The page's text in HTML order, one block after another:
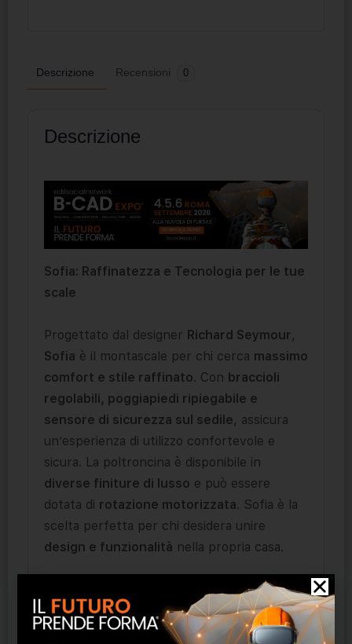
Descrizione Recensioni 0
Descrizione
Sofia: Raffinatezza e Tecnologia per le tue
scale
Progettato dal designer Richard Seymour,
Sofia è il montascale per chi cerca massimo
comfort e stile raffinato. Con braccioli
regolabili, poggiapiedi ripiegabile e
sensore di sicurezza sul sedile, assicura
un’esperienza di utilizzo confortevole e
sicura. La poltroncina è disponibile in
diverse finiture di lusso e può essere
dotata di rotazione motorizzata. Sofia è la
scelta perfetta per chi desidera unire
design e funzionalità nella propria casa.
Prodotti correlati